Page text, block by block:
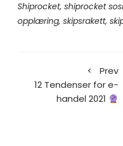
Shiprocket, shiprocket
opplæring, skipsrakett,
Prev
12 Tendenser for e-
handel 2021